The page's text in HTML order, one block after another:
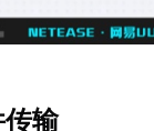
输